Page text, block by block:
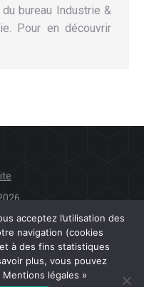
bureau Industrie &
Pour en découvrir
acceptez l’utilisation des
navigation (cookies
à des fins statistiques
plus, vous pouvez
légales »